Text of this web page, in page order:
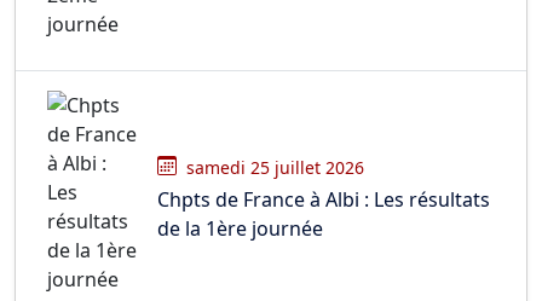
samedi 25 juillet 2026
Chpts de France à Albi : Les résultats
de la 1ère journée